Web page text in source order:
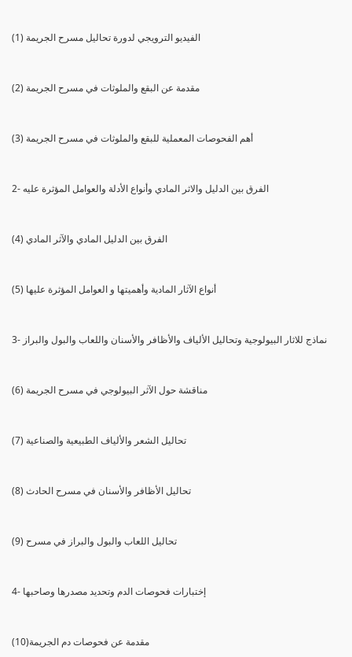
(1) الفيديو الترويجي لدورة تحاليل مسرح الجريمة
(2) مقدمة عن البقع والملوثات في مسرح الجريمة
(3) أهم الفحوصات المعملية للبقع والملوثات في مسرح الجريمة
2- الفرق بين الدليل والاثر المادي وأنواع الأدلة والعوامل المؤثرة عليه
(4) الفرق بين الدليل المادي والآثر المادي
(5) أنواع الآثار المادية وأهميتها و العوامل المؤثرة عليها
3- نماذج للاثار البيولوجية وتحاليل الألياف والأظافر والأسنان واللعاب والبول والبراز
(6) مناقشة حول الآثر البيولوجي في مسرح الجريمة
(7) تحاليل الشعر والألياف الطبيعية والصناعية
(8) تحاليل الأظافر والأسنان في مسرح الحادث
(9) تحاليل اللعاب والبول والبراز في مسرح
4- إختبارات فحوصات الدم وتحديد مصدرها وصاحبها
(10)مقدمة عن فحوصات دم الجريمة